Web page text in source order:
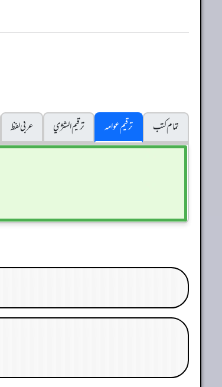
تمام کتب
ترقیم عوامہ ترقيم الشژي عربی لفظ